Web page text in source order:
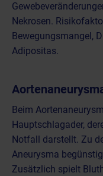
Nekrosen.
Bewegungsmangel,
Adipositas.
Beim
Hauptschlagader,
Notfall darstellt. Zu
Aneurysma
Zusätzlich spielt